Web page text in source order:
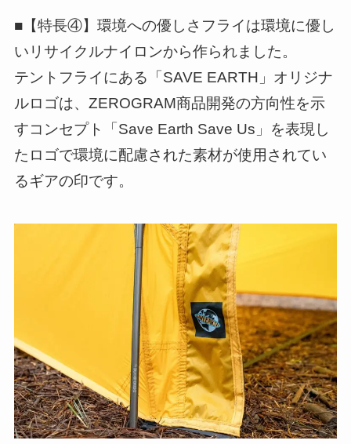
■【特長④】環境への優しさフライは環境に優し
いリサイクルナイロンから作られました。
テントフライにある「SAVE EARTH」オリジナ
ルロゴは、ZEROGRAM商品開発の方向性を示
すコンセプト「Save Earth Save Us」を表現し
たロゴで環境に配慮された素材が使用されてい
るギアの印です。